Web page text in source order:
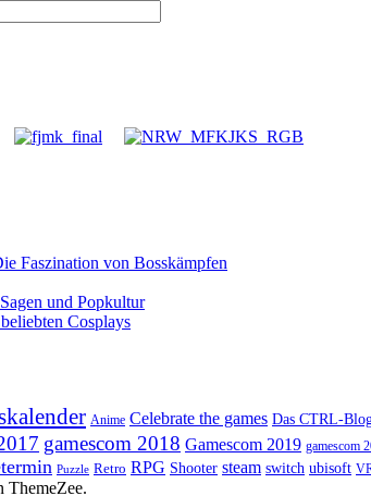
Faszination von Bosskämpfen
und Popkultur
Cosplays
Anime Celebrate the games Das CTRL-
gamescom 2018 Gamescom 2019 gamescom
Puzzle Retro RPG Shooter steam switch ubisoft
ThemeZee.